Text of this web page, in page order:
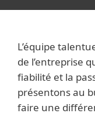
L’équipe
de l’entreprise
fiabilité et la
présentons au
faire une